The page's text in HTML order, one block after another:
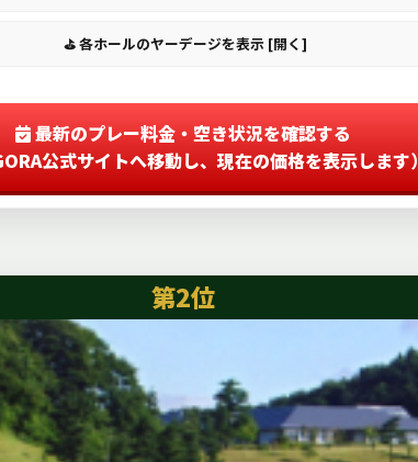
⛳ 各ホールのヤーデージを表示 [開く]
最新のプレー料金・空き状況を確認する
公式サイトへ移動し、現在の価格を表示します）
第2位